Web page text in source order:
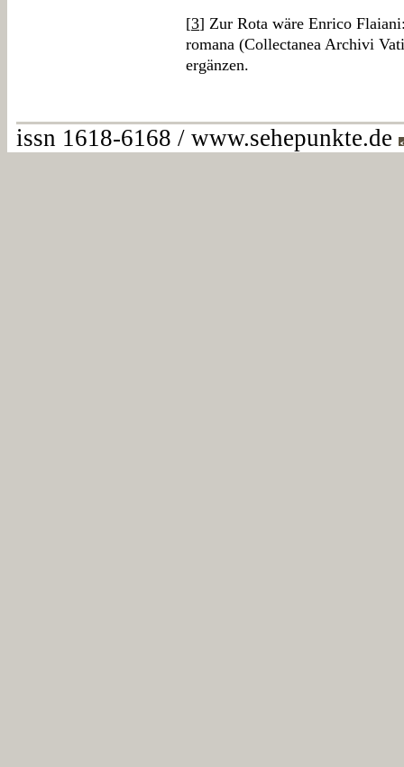
[3] Zur Rota wäre Enrico
romana (Collectanea Archivi
ergänzen.
issn 1618-6168 / www.sehepunkte.de